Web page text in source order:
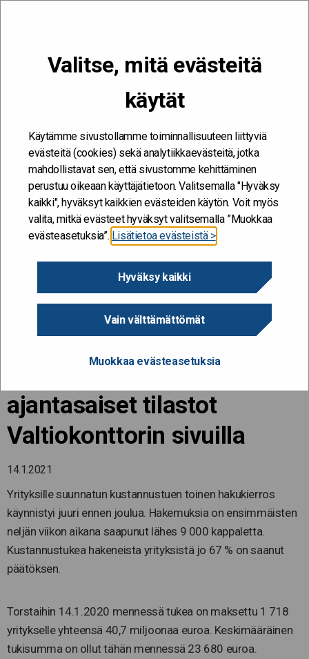
Valitse, mitä evästeitä
käytät
Käytämme sivustollamme toiminnallisuuteen liittyviä
evästeitä (cookies) sekä analytiikkaevästeitä, jotka
mahdollistavat sen, että sivustomme kehittäminen
perustuu oikeaan käyttäjätietoon. Valitsemalla "Hyväksy
kaikki", hyväksyt kaikkien evästeiden käytön. Voit myös
valita, mitkä evästeet hyväksyt valitsemalla ”Muokkaa
evästeasetuksia”. Lisätietoa evästeistä >
Hyväksy kaikki
Vain välttämättömät
Muokkaa evästeasetuksia
Kehitän ja kehityn #töissäSuomelle
/Koronan kurittamille yrityksille tarjolla
kustannustukea – ajantasaiset tilastot Valtiokonttorin sivuilla
Koronan kurittamille
yrityksille tarjolla
kustannustukea –
ajantasaiset tilastot
Valtiokonttorin sivuilla
14.1.2021
Yrityksille suunnatun kustannustuen toinen hakukierros
käynnistyi juuri ennen joulua. Hakemuksia on ensimmäisten
neljän viikon aikana saapunut lähes 9 000 kappaletta.
Kustannustukea hakeneista yrityksistä jo 67 % on saanut
päätöksen.
Torstaihin 14.1.2020 mennessä tukea on maksettu 1 718
yritykselle yhteensä 40,7 miljoonaa euroa. Keskimääräinen
tukisumma on ollut tähän mennessä 23 680 euroa.